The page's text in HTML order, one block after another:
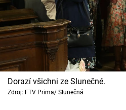
Dorazí všichni ze Slunečné.
Zdroj: FTV Prima/ Slunečná